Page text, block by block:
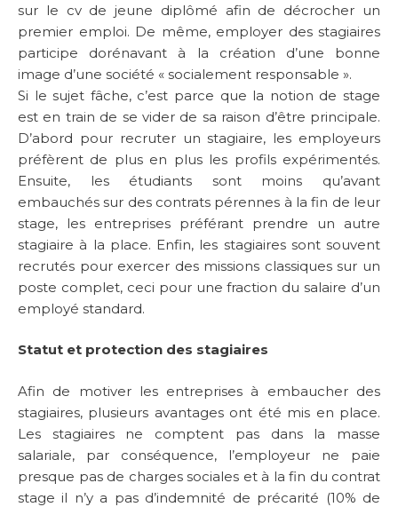
sur le cv de jeune diplômé afin de décrocher un
premier emploi. De même, employer des stagiaires
participe dorénavant à la création d’une bonne
image d’une société « socialement responsable ».
Si le sujet fâche, c’est parce que la notion de stage
est en train de se vider de sa raison d’être principale.
D’abord pour recruter un stagiaire, les employeurs
préfèrent de plus en plus les profils expérimentés.
Ensuite, les étudiants sont moins qu’avant
embauchés sur des contrats pérennes à la fin de leur
stage, les entreprises préférant prendre un autre
stagiaire à la place. Enfin, les stagiaires sont souvent
recrutés pour exercer des missions classiques sur un
poste complet, ceci pour une fraction du salaire d’un
employé standard.
Statut et protection des stagiaires
Afin de motiver les entreprises à embaucher des
stagiaires, plusieurs avantages ont été mis en place.
Les stagiaires ne comptent pas dans la masse
salariale, par conséquence, l’employeur ne paie
presque pas de charges sociales et à la fin du contrat
stage il n’y a pas d’indemnité de précarité (10% de